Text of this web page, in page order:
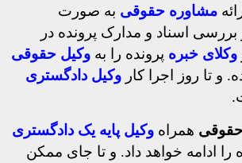
مشاوره حقوقی به صورت
اسناد و مدارک پرونده در
وکلای خبره پرونده را به وکیل حقوقی
و تا روز اجرا کار وکیل دادگستری
همراه وکیل پایه یک دادگستری
را ادامه خواهد داد. و تا جای ممکن